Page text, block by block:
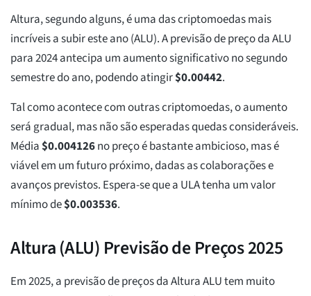
Altura, segundo alguns, é uma das criptomoedas mais
incríveis a subir este ano (ALU). A previsão de preço da ALU
para 2024 antecipa um aumento significativo no segundo
semestre do ano, podendo atingir$0.00442.
Tal como acontece com outras criptomoedas, o aumento
será gradual, mas não são esperadas quedas consideráveis.
Média$0.004126no preço é bastante ambicioso, mas é
viável em um futuro próximo, dadas as colaborações e
avanços previstos. Espera-se que a ULA tenha um valor
mínimo de$0.003536.
Altura (ALU) Previsão de Preços 2025
Em 2025, a previsão de preços da Altura ALU tem muito